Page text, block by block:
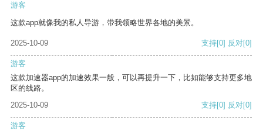
游客
这款app就像我的私人导游，带我领略世界各地的美景。
2025-10-09 支持[0] 反对[0]
游客
这款加速器app的加速效果一般，可以再提升一下，比如能够支持更多地
区的线路。
2025-10-09
支持[0] 反对[0]
游客